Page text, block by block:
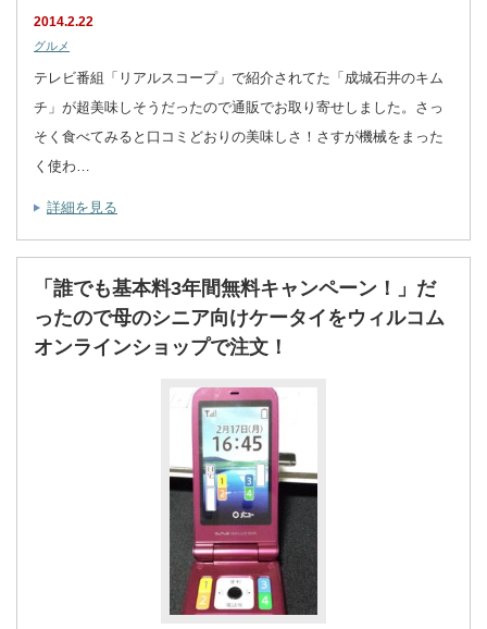
2014.2.22
グルメ
テレビ番組「リアルスコープ」で紹介されてた「成城石井のキム
チ」が超美味しそうだったので通販でお取り寄せしました。さっ
そく食べてみると口コミどおりの美味しさ！さすが機械をまった
く使わ…
詳細を見る
「誰でも基本料3年間無料キャンペーン！」だ
ったので母のシニア向けケータイをウィルコム
オンラインショップで注文！